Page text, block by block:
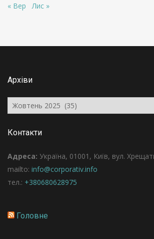
« Вер Лис »
Архіви
Архіви
Контакти
Адреса: Україна, 01001, Київ, вул.
mailto: info@corporativ.info
тел.: +380680628975
Головне